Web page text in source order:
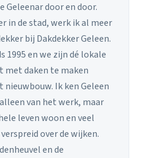
Geleenar door en door.
in de stad, werk ik al meer
bij Dakdekker Geleen.
1995 en we zijn dé lokale
met daken te maken
Ik ken Geleen
van het werk, maar
leven woon en veel
over de wijken.
en de